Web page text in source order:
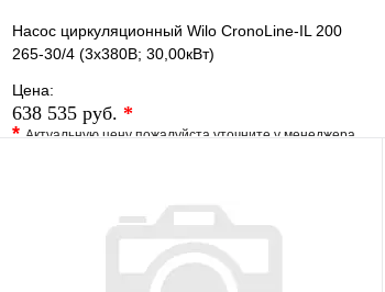
Насос циркуляционный Wilo CronoLine-IL 200
265-30/4 (3х380В; 30,00кВт)
Цена:
638 535 руб. *
*Актуальную цену пожалуйста уточните у менеджера
В корзину